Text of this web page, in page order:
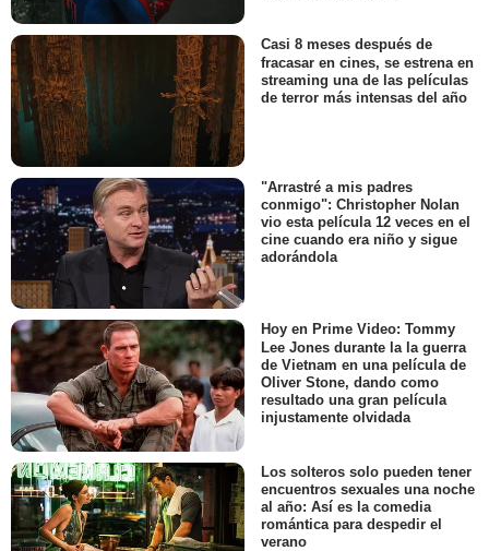
Casi 8 meses después de
fracasar en cines, se estrena en
streaming una de las películas
de terror más intensas del año
"Arrastré a mis padres
conmigo": Christopher Nolan
vio esta película 12 veces en el
cine cuando era niño y sigue
adorándola
Hoy en Prime Video: Tommy
Lee Jones durante la la guerra
de Vietnam en una película de
Oliver Stone, dando como
resultado una gran película
injustamente olvidada
Los solteros solo pueden tener
encuentros sexuales una noche
al año: Así es la comedia
romántica para despedir el
verano